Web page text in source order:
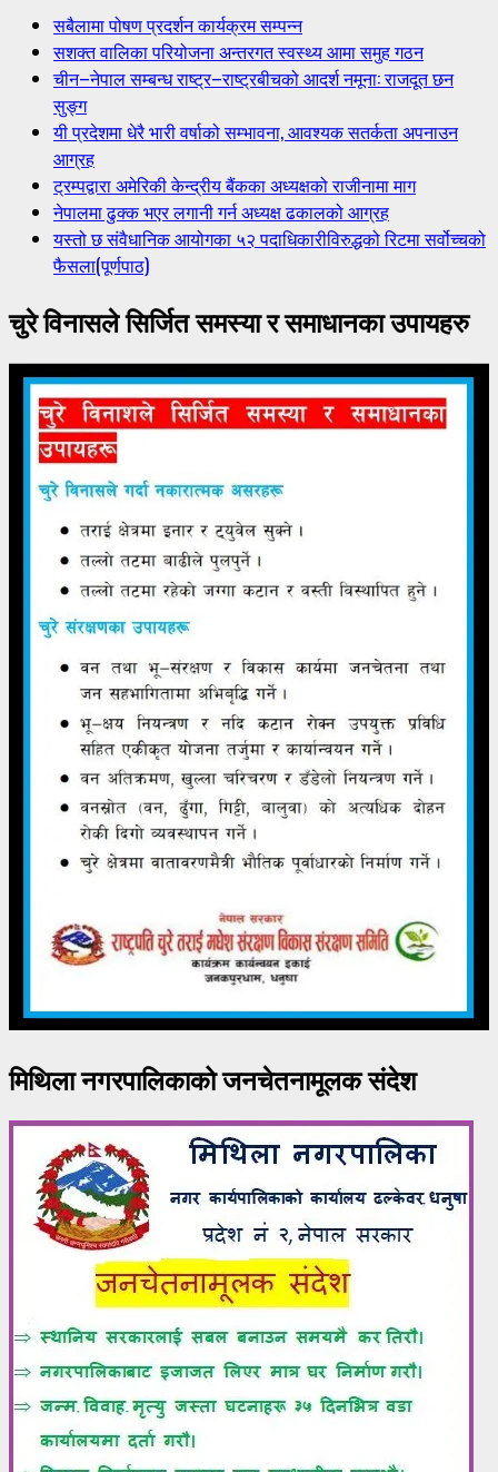
सबैलामा पोषण प्रदर्शन कार्यक्रम सम्पन्न
सशक्त वालिका परियोजना अन्तरगत स्वस्थ्य आमा समुह गठन
चीन–नेपाल सम्बन्ध राष्ट्र–राष्ट्रबीचको आदर्श नमूना: राजदूत छन
सुङ्ग
यी प्रदेशमा धेरै भारी वर्षाको सम्भावना, आवश्यक सतर्कता अपनाउन
आग्रह
ट्रम्पद्वारा अमेरिकी केन्द्रीय बैंकका अध्यक्षको राजीनामा माग
नेपालमा ढुक्क भएर लगानी गर्न अध्यक्ष ढकालको आग्रह
यस्तो छ संवैधानिक आयोगका ५२ पदाधिकारीविरुद्धको रिटमा सर्वोच्चको
फैसला(पूर्णपाठ)
चुरे विनासले सिर्जित समस्या र समाधानका उपायहरु
मिथिला नगरपालिकाको जनचेतनामूलक संदेश